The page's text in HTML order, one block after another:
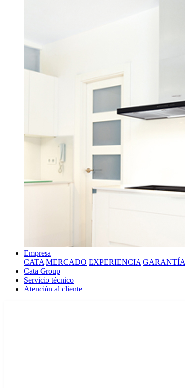
Empresa
CATA MERCADO EXPERIENCIA GARANTÍA
Cata Group
Servicio técnico
Atención al cliente